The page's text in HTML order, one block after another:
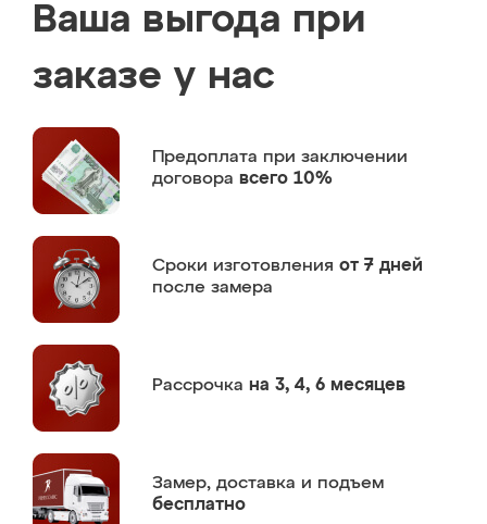
Ваша выгода при
заказе у нас
Предоплата при заключении
договора всего 10%
Сроки изготовления от 7 дней
после замера
Рассрочка на 3, 4, 6 месяцев
Замер, доставка и подъем
бесплатно